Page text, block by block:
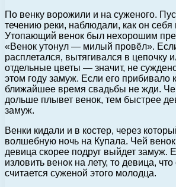
По венку ворожили и на суженого.
течению реки, наблюдали, как он себя
Утопающий венок был нехорошим
«Венок утонул — милый провёл».
расплетался, вытягивался в цепочку
отдельные цветы — значит, не
этом году замуж. Если его прибивало
ближайшее время свадьбы не жди.
дольше плывет венок, тем быстрее
замуж.
Венки кидали и в костер, через
волшебную ночь на Купала. Чей
девица скорее подруг выйдет замуж.
изловить венок на лету, то девица, что
считается суженой этого молодца.